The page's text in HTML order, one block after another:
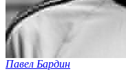
Павел Бардин